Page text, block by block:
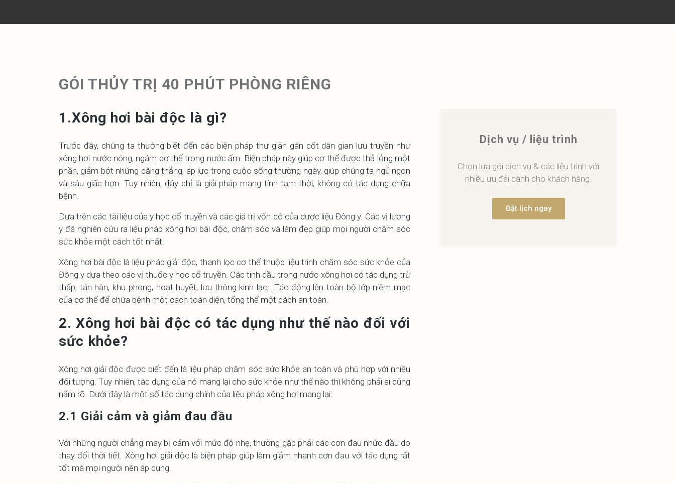
GÓI THỦY TRỊ 40 PHÚT PHÒNG RIÊNG
1.Xông hơi bài độc là gì?
Trước đây, chúng ta thường biết đến các biện pháp thư giãn gân cốt dân gian lưu truyền như
xông hơi nước nóng, ngâm cơ thể trong nước ấm. Biện pháp này giúp cơ thể được thả lỏng một
phần, giảm bớt những căng thẳng, áp lực trong cuộc sống thường ngày, giúp chúng ta ngủ ngon
và sâu giấc hơn. Tuy nhiên, đây chỉ là giải pháp mang tính tạm thời, không có tác dụng chữa
bệnh.
Dựa trên các tài liệu của y học cổ truyền và các giá trị vốn có của dược liệu Đông y. Các vị lương
y đã nghiên cứu ra liệu pháp xông hơi bài độc, chăm sóc và làm đẹp giúp mọi người chăm sóc
sức khỏe một cách tốt nhất.
Xông hơi bài độc là liệu pháp giải độc, thanh lọc cơ thể thuộc liệu trình chăm sóc sức khỏe của
Đông y dựa theo các vị thuốc y học cổ truyền. Các tinh dầu trong nước xông hơi có tác dụng trừ
thấp, tán hàn, khu phong, hoạt huyết, lưu thông kinh lạc,…Tác động lên toàn bộ lớp niêm mạc
của cơ thể để chữa bệnh một cách toàn diện, tổng thể một cách an toàn.
2. Xông hơi bài độc có tác dụng như thế nào đối với
sức khỏe?
Xông hơi giải độc được biết đến là liệu pháp chăm sóc sức khỏe an toàn và phù hợp với nhiều
đối tượng. Tuy nhiên, tác dụng của nó mang lại cho sức khỏe như thế nào thì không phải ai cũng
nắm rõ. Dưới đây là một số tác dụng chính của liệu pháp xông hơi mang lại:
2.1 Giải cảm và giảm đau đầu
Với những người chẳng may bị cảm với mức độ nhẹ, thường gặp phải các cơn đau nhức đầu do
thay đổi thời tiết. Xông hơi giải độc là biện pháp giúp làm giảm nhanh cơn đau với tác dụng rất
tốt mà mọi người nên áp dụng.
Dịch vụ / liệu trình
Chọn lựa gói dịch vụ & các liệu trình với
nhiều ưu đãi dành cho khách hàng.
Đặt lịch ngay